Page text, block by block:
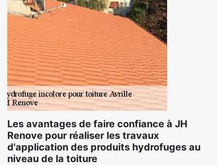
Les avantages de faire confiance à JH
Renove pour réaliser les travaux
d'application des produits hydrofuges au
niveau de la toiture